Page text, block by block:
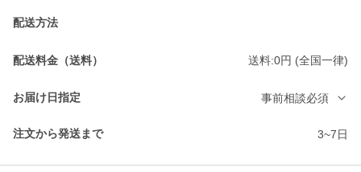
配送方法
配送料金（送料） 送料:0円 (全国一律)
お届け日指定 事前相談必須
注文から発送まで 3~7日